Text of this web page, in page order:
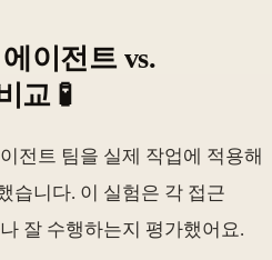
이전트 vs.
교 🧪
전트 팀을 실제 작업에 적용해
습니다. 이 실험은 각 접근
잘 수행하는지 평가했어요.